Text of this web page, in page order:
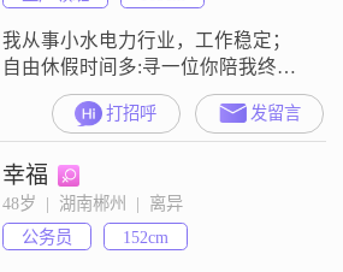
我从事小水电力行业，工作稳定；
自由休假时间多:寻一位你陪我终
老，不奢求你多么漂亮，多么有能
力，也可有自己欢喜工作:心地善
良，相互理解包容:余生只为你用
心。非诚勿扰！
打招呼 发留言
幸福
48岁  |  湖南郴州  |  离异
公务员
152cm